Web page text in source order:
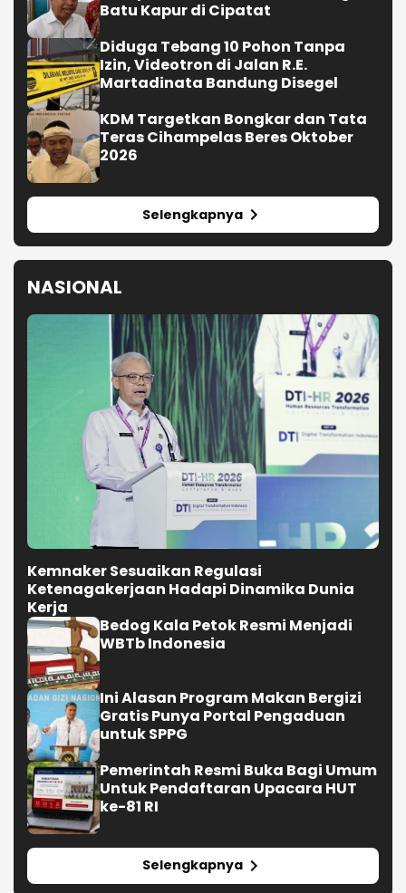
Batu Kapur di Cipatat
Diduga Tebang 10 Pohon Tanpa
Izin, Videotron di Jalan R.E.
Martadinata Bandung Disegel
KDM Targetkan Bongkar dan Tata
Teras Cihampelas Beres Oktober
2026
Selengkapnya
NASIONAL
Kemnaker Sesuaikan Regulasi
Ketenagakerjaan Hadapi Dinamika Dunia
Kerja
Bedog Kala Petok Resmi Menjadi
WBTb Indonesia
Ini Alasan Program Makan Bergizi
Gratis Punya Portal Pengaduan
untuk SPPG
Pemerintah Resmi Buka Bagi Umum
Untuk Pendaftaran Upacara HUT
ke-81 RI
Selengkapnya